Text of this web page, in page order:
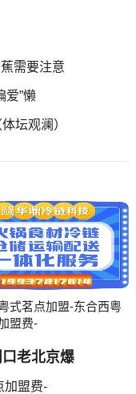
需要注意
爱”懒
坛观澜）
式茗点加盟-东合西粤
盟费-
老北京爆
加盟费-